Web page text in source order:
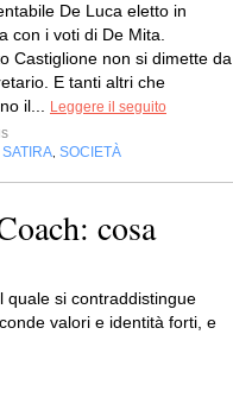
De Luca eletto in
con i voti di De Mita.
Castiglione non si dimette da
E tanti altri che
il...
Leggere il seguito
SATIRA SOCIETÀ
cosa
quale si contraddistingue
valori e identità forti, e